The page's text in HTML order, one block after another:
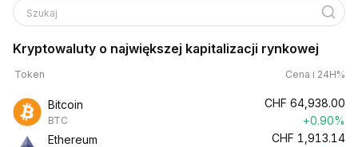
Szukaj
Kryptowaluty o największej kapitalizacji rynkowej
Token Cena i 24H%
Bitcoin
BTC
CHF 64,938.00
+0.90%
Ethereum
CHF 1,913.14